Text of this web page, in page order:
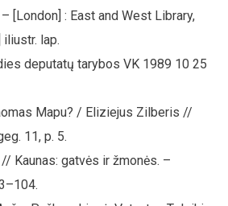
[London] : East and West Library,
iliustr. lap.
deputatų tarybos VK 1989 10 25
Mapu? / Eliziejus Zilberis //
11, p. 5.
Kaunas: gatvės ir žmonės. –